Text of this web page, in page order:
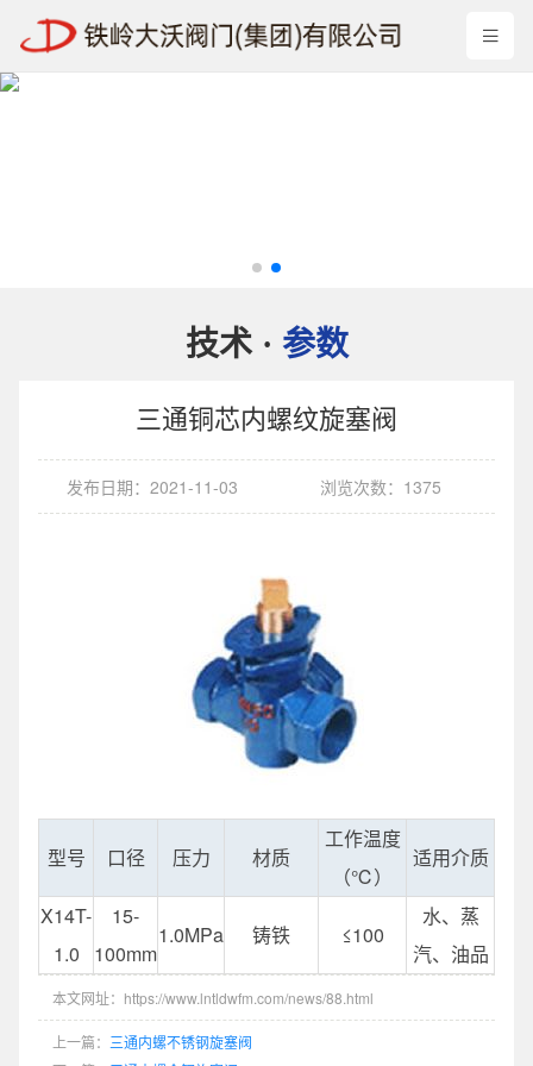
技术 · 参数
三通铜芯内螺纹旋塞阀
发布日期：2021-11-03 浏览次数：1375
型号 口径 压力 材质
工作温度
（℃）
适用介质
X14T-
1.0
15-
100mm
1.0MPa 铸铁 ≤100
水、蒸
汽、油品
本文网址：https://www.lntldwfm.com/news/88.html
上一篇： 三通内螺不锈钢旋塞阀